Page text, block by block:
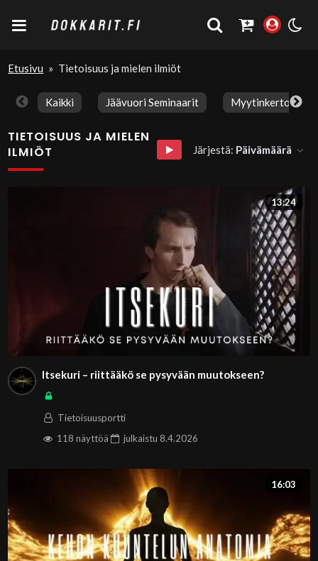
Etusivu » Tietoisuus ja mielen ilmiöt
Kaikki Jäävuori Seminaarit Myytinkertojat
TIETOISUUS JA MIELEN
ILMIÖT
Järjestä: Päivämäärä
13:24
Itsekuri – riittääkö se pysyvään muutokseen?
Tietoisuusportti
118 näyttöä
julkaistu 8.4.2026
16:03